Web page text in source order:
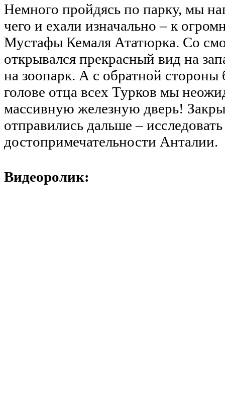
Немного пройдясь по парку, мы
чего и ехали изначально – к
Мустафы Кемаля Ататюрка. Со
открывался прекрасный вид на
на зоопарк. А с обратной стороны
голове отца всех Турков мы
массивную железную дверь!
отправились дальше – исследовать
достопримечательности Анталии.
Видеоролик: